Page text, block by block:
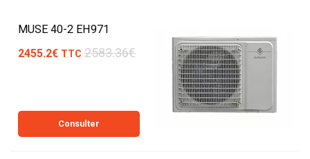
MUSE 40-2 EH971
2455.2€ TTC 2583.36€
Consulter